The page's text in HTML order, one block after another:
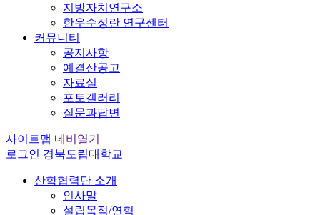
지방자치연구소
한우수정란 연구센터
커뮤니티
공지사항
예결산공고
자료실
포토갤러리
질문과답변
사이트맵 네비열기
로그인 경북도립대학교
산학협력단 소개
인사말
설립목적/연혁